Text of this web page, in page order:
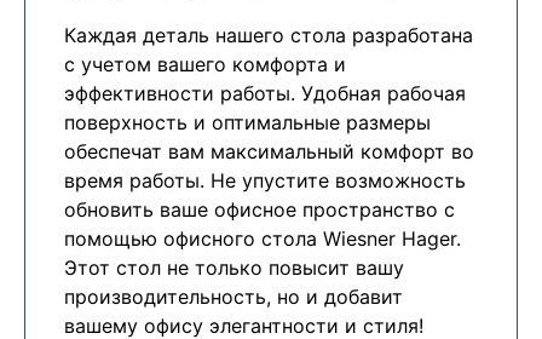
Каждая деталь нашего стола разработана
с учетом вашего комфорта и
эффективности работы. Удобная рабочая
поверхность и оптимальные размеры
обеспечат вам максимальный комфорт во
время работы. Не упустите возможность
обновить ваше офисное пространство с
помощью офисного стола Wiesner Hager.
Этот стол не только повысит вашу
производительность, но и добавит
вашему офису элегантности и стиля!